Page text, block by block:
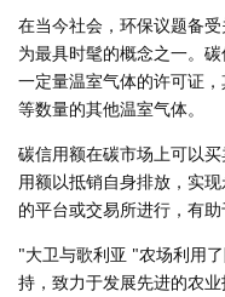
在当今社会，环保议题备
为最具时髦的概念之一。
一定量温室气体的许可证
等数量的其他温室气体。
碳信用额在碳市场上可以
用额以抵销自身排放，实
的平台或交易所进行，有
"大卫与歌利亚 "农场利用
持，致力于发展先进的农